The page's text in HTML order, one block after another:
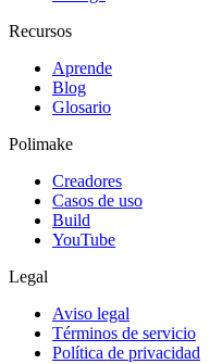
Recursos
Aprende
Blog
Glosario
Polimake
Creadores
Casos de uso
Build
YouTube
Legal
Aviso legal
Términos de servicio
Política de privacidad